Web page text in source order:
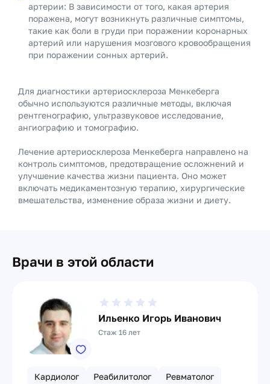
артерии: В зависимости от того, какая артерия
поражена, могут возникнуть различные симптомы,
такие как боли в груди при поражении коронарных
артерий или нарушения мозгового кровообращения
при поражении сонных артерий.
Для диагностики артериосклероза Менкеберга
обычно используются различные методы, включая
рентгенографию, ультразвуковое исследование,
ангиографию и томографию.
Лечение артериосклероза Менкеберга направлено на
контроль симптомов, предотвращение осложнений и
улучшение качества жизни пациента. Оно может
включать медикаментозную терапию, хирургические
вмешательства, изменение образа жизни и диету.
Врачи в этой области
Ильенко Игорь Иванович
Стаж 16 лет
Кардиолог Реабилитолог
Ревматолог